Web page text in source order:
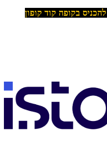
בקופה קוד קופון